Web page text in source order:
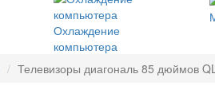
Охлаждение
компьютера
Телевизоры диагональ 85 дюймов